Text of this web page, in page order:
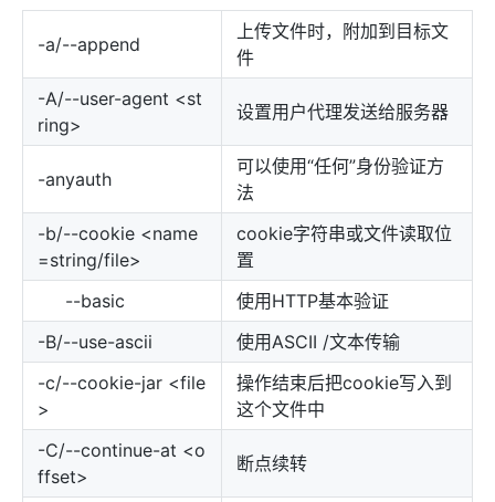
-a/--append
上传文件时，附加到目标文
件
-A/--user-agent <st
ring>
设置用户代理发送给服务器
-anyauth
可以使用“任何”身份验证方
法
-b/--cookie <name
=string/file>
cookie字符串或文件读取位
置
--basic
使用HTTP基本验证
-B/--use-ascii
使用ASCII /文本传输
-c/--cookie-jar <file
>
操作结束后把cookie写入到
这个文件中
-C/--continue-at <o
ffset>
断点续转